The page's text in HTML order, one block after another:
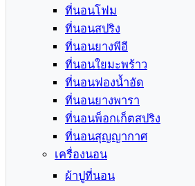
ที่นอนโฟม
ที่นอนสปริง
ที่นอนยางพีอี
ที่นอนใยมะพร้าว
ที่นอนฟองน้ำอัด
ที่นอนยางพารา
ที่นอนพ็อกเก็ตสปริง
ที่นอนสุญญากาศ
เครื่องนอน
ผ้าปูที่นอน